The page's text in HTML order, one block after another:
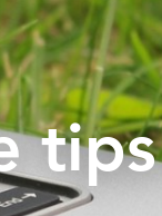
tips